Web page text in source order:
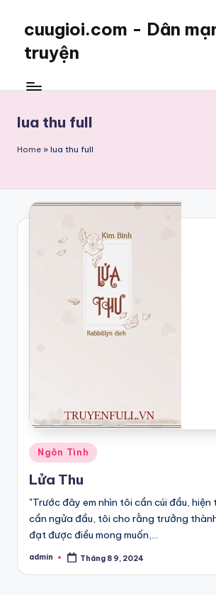
cuugioi.com - Dân
truyện
lua thu full
Home » lua thu full
Posted
in
Ngôn Tình
Lửa Thu
"Trước đây em nhìn tôi cần cúi đầu, hiện
cần ngửa đầu, tôi cho rằng trưởng
đạt được điều mong muốn,…
Posted
admin Tháng 8 9, 2024